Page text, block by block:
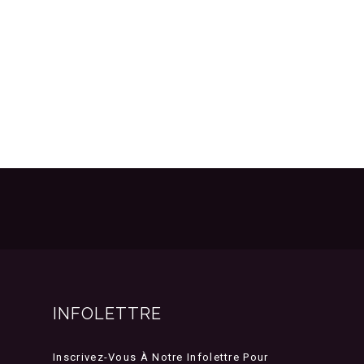
INFOLETTRE
Inscrivez-Vous À Notre Infolettre Pour